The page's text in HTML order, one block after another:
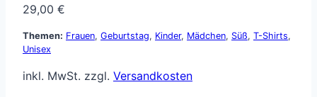
29,00 €
Themen: Frauen, Geburtstag, Kinder, Mädchen, Süß, T-Shirts,
Unisex
inkl. MwSt. zzgl. Versandkosten